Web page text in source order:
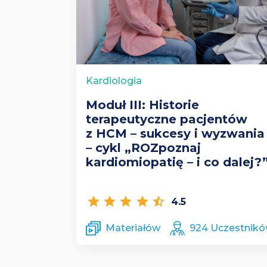
Kardiologia
Moduł III: Historie
terapeutyczne pacjentów
z HCM – sukcesy i wyzwania
– cykl „ROZpoznaj
kardiomiopatię – i co
star star star star star_half 4.5
Materiałów 924